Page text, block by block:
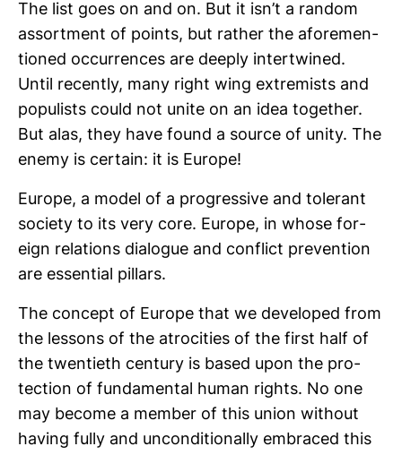
The list goes on and on. But it isn’t a random
assort­ment of points, but rather the afo­re­men­
tioned occur­rences are deeply intert­wined.
Until recently, many right wing extre­mists and
popu­lists could not unite on an idea toge­ther.
But alas, they have found a source of unity. The
enemy is cer­tain: it is Europe!
Europe, a model of a pro­gres­sive and tole­rant
society to its very core. Europe, in whose for­
eign rela­tions dia­logue and con­flict pre­ven­tion
are essen­tial pil­lars.
The con­cept of Europe that we deve­loped from
the les­sons of the atro­ci­ties of the first half of
the twen­tieth cen­tury is based upon the pro­
tec­tion of fun­da­mental human rights. No one
may become a member of this union wit­hout
having fully and uncon­di­tio­nally embraced this